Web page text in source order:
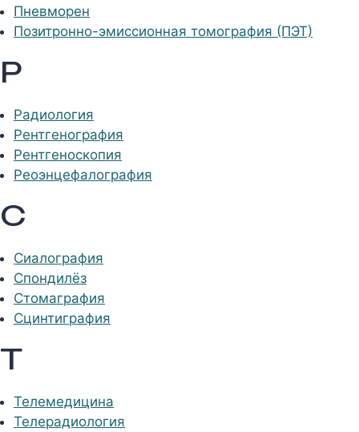
Пневморен
Позитронно-эмиссионная томография (ПЭТ)
Р
Радиология
Рентгенография
Рентгеноскопия
Реоэнцефалография
С
Сиалография
Спондилёз
Стомаграфия
Сцинтиграфия
Т
Телемедицина
Телерадиология